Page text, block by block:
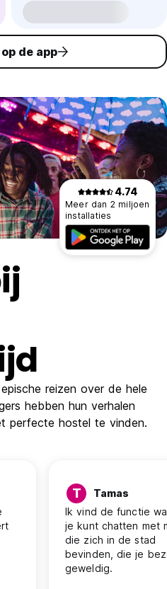
de app
4.74
Meer dan 2 miljoen
installaties
reizen over de hele
hebben hun verhalen
perfecte hostel te vinden.
T
Tamas
Ik vind de functie
je kunt chatten met
die zich in de stad
bevinden, die je
geweldig.